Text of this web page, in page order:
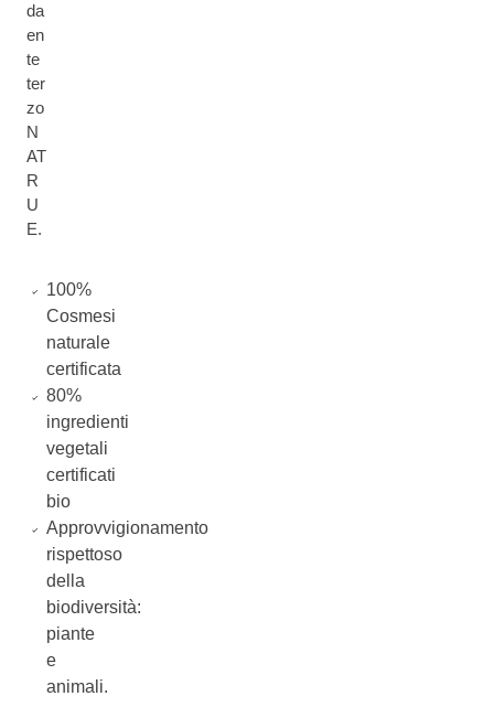
da
en
te
ter
zo
N
AT
R
U
E.
100%
Cosmesi
naturale
certificata
80%
ingredienti
vegetali
certificati
bio
Approvvigionamento
rispettoso
della
biodiversità:
piante
e
animali.